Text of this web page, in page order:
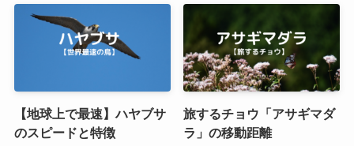
【地球上で最速】ハヤブサ
のスピードと特徴
旅するチョウ「アサギマダ
ラ」の移動距離